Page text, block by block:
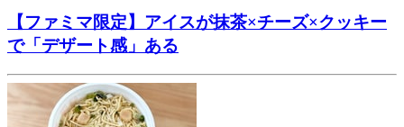
【ファミマ限定】アイスが抹茶×チーズ×クッキー
で「デザート感」ある